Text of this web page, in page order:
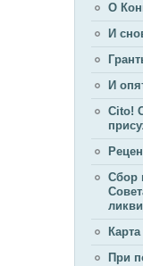
О
И
И
Cito!
Сбор
При